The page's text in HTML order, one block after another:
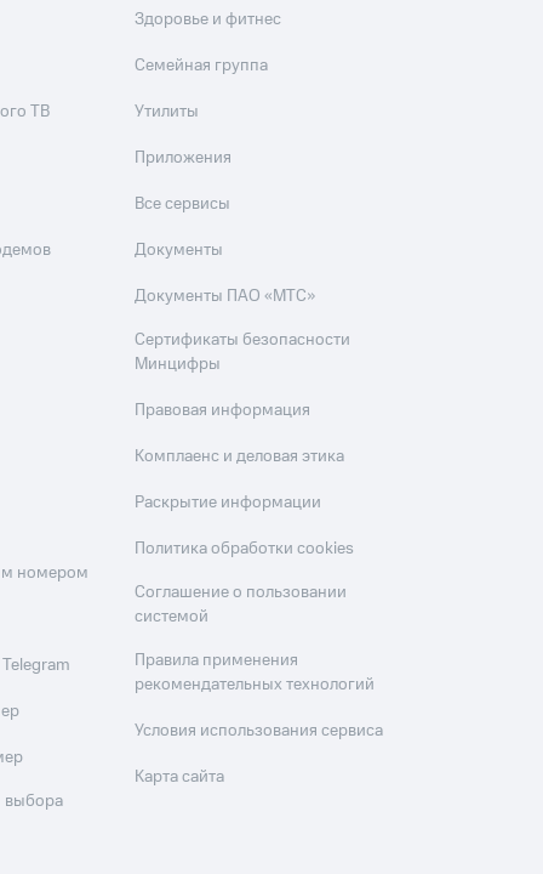
ТВ
номером
выбора
Здоровье и фитнес
Семейная группа
Утилиты
Приложения
Все сервисы
Документы
Документы ПАО «МТС»
Сертификаты безопасности
Минцифры
Правовая информация
Комплаенс и деловая этика
Раскрытие информации
Политика обработки cookies
Соглашение о пользовании
системой
Правила применения
рекомендательных технологий
Условия использования сервиса
Карта сайта